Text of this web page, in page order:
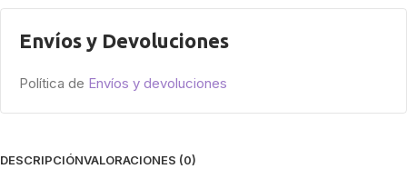
Envíos y Devoluciones
Política de Envíos y devoluciones
DESCRIPCIÓNVALORACIONES (0)